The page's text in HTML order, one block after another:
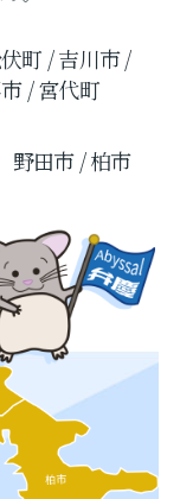
町 / 吉川市 /
/ 宮代町
野田市 / 柏市